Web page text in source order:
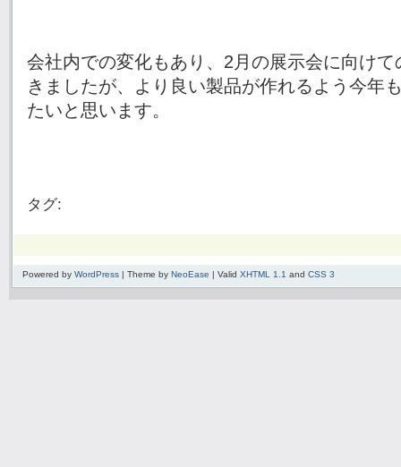
会社内での変化もあり、2月の展示会に向け
きましたが、より良い製品が作れるよう今年
たいと思います。
タグ:
Powered by WordPress | Theme by NeoEase | Valid XHTML 1.1 and CSS 3